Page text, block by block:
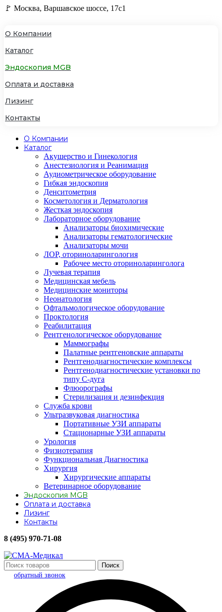
🚩 Москва, Варшавское шоссе, 17с1
О Компании
Каталог
Эндоскопия MGB
Оплата и доставка
Лизинг
Контакты
О Компании
Каталог
Акушерство и Гинекология
Анестезиология и Реанимация
Аудиометрическое оборудование
Гибкая эндоскопия
Денситометрия
Косметология и Дерматология
Жесткая эндоскопия
Лабораторное оборудование
Анализаторы биохимические
Анализаторы гематологические
Анализаторы мочи
ЛОР, оториноларингология
Рабочее место оториноларинголога
Лучевая терапия
Медицинская мебель
Медицинские мониторы
Неонатология
Офтальмологическое оборудование
Проктология
Реабилитация
Рентгенологическое оборудование
Маммографы
Палатные рентгеновские аппараты
Рентгенодиагностические комплексы
Рентгенодиагностические установки по
типу С-дуга
Флюорографы
Стерилизация и дезинфекция
Служба крови
Ультразвуковая диагностика
Портативные УЗИ аппараты
Стационарные УЗИ аппараты
Урология
Физиотерапия
Функциональная Диагностика
Хирургия
Хирургические аппараты
Ветеринарное оборудование
Эндоскопия MGB
Оплата и доставка
Лизинг
Контакты
8 (495) 970-71-08
Поиск
обратный звонок